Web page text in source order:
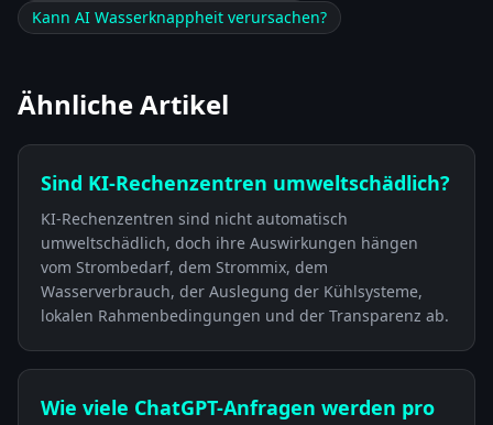
Kann AI Wasserknappheit verursachen?
Ähnliche Artikel
Sind KI-Rechenzentren umweltschädlich?
KI-Rechenzentren sind nicht automatisch
umweltschädlich, doch ihre Auswirkungen hängen
vom Strombedarf, dem Strommix, dem
Wasserverbrauch, der Auslegung der Kühlsysteme,
lokalen Rahmenbedingungen und der Transparenz ab.
Wie viele ChatGPT-Anfragen werden pro